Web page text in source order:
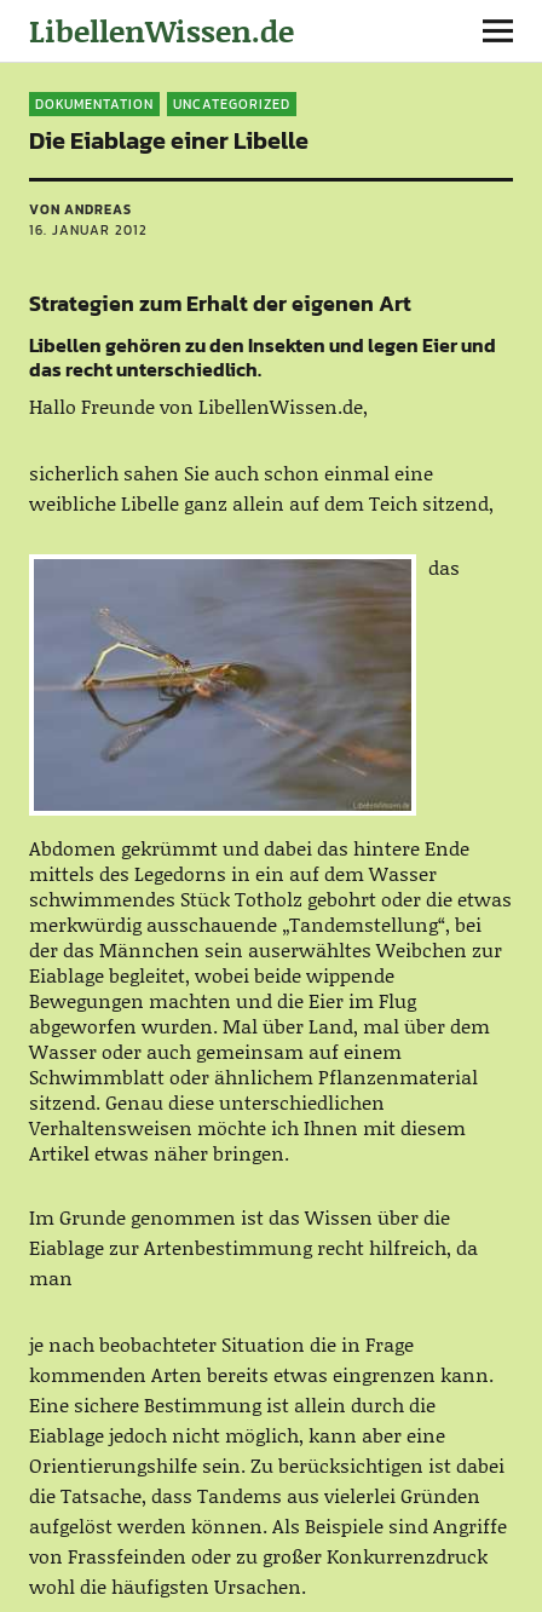
LibellenWissen.de
DOKUMENTATION UNCATEGORIZED
Die Eiablage einer Libelle
VON ANDREAS
16. JANUAR 2012
Strategien zum Erhalt der eigenen Art
Libellen gehören zu den Insekten und legen Eier und
das recht unterschiedlich.
Hallo Freunde von LibellenWissen.de,
sicherlich sahen Sie auch schon einmal eine
weibliche Libelle ganz allein auf dem Teich sitzend,
das
Abdomen gekrümmt und dabei das hintere Ende
mittels des Legedorns in ein auf dem Wasser
schwimmendes Stück Totholz gebohrt oder die etwas
merkwürdig ausschauende „Tandemstellung“, bei
der das Männchen sein auserwähltes Weibchen zur
Eiablage begleitet, wobei beide wippende
Bewegungen machten und die Eier im Flug
abgeworfen wurden. Mal über Land, mal über dem
Wasser oder auch gemeinsam auf einem
Schwimmblatt oder ähnlichem Pflanzenmaterial
sitzend. Genau diese unterschiedlichen
Verhaltensweisen möchte ich Ihnen mit diesem
Artikel etwas näher bringen.
Im Grunde genommen ist das Wissen über die
Eiablage zur Artenbestimmung recht hilfreich, da
man
je nach beobachteter Situation die in Frage
kommenden Arten bereits etwas eingrenzen kann.
Eine sichere Bestimmung ist allein durch die
Eiablage jedoch nicht möglich, kann aber eine
Orientierungshilfe sein. Zu berücksichtigen ist dabei
die Tatsache, dass Tandems aus vielerlei Gründen
aufgelöst werden können. Als Beispiele sind Angriffe
von Frassfeinden oder zu großer Konkurrenzdruck
wohl die häufigsten Ursachen.